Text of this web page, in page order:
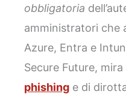
obbligatoria
amministratori che
Azure, Entra e
Secure Future,
phishing e di